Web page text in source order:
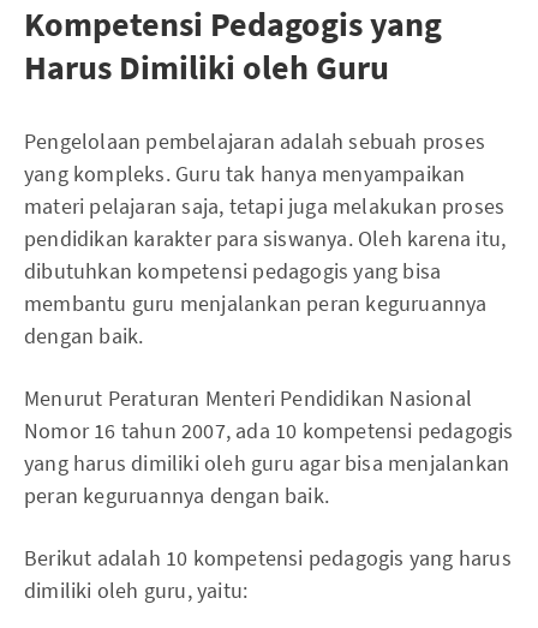
Kompetensi Pedagogis yang
Harus Dimiliki oleh Guru
Pengelolaan pembelajaran adalah sebuah proses
yang kompleks. Guru tak hanya menyampaikan
materi pelajaran saja, tetapi juga melakukan proses
pendidikan karakter para siswanya. Oleh karena itu,
dibutuhkan kompetensi pedagogis yang bisa
membantu guru menjalankan peran keguruannya
dengan baik.
Menurut Peraturan Menteri Pendidikan Nasional
Nomor 16 tahun 2007, ada 10 kompetensi pedagogis
yang harus dimiliki oleh guru agar bisa menjalankan
peran keguruannya dengan baik.
Berikut adalah 10 kompetensi pedagogis yang harus
dimiliki oleh guru, yaitu: